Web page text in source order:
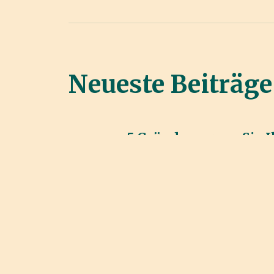
Neueste Beiträge
5 Gründe, warum Sie